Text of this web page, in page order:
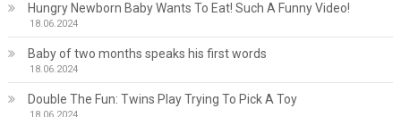
Hungry Newborn Baby Wants To Eat! Such A Funny Video!
18.06.2024
Baby of two months speaks his first words
18.06.2024
Double The Fun: Twins Play Trying To Pick A Toy